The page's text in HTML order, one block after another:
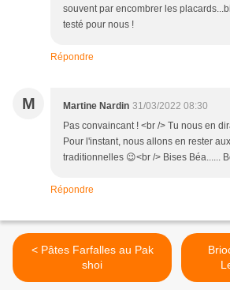
souvent par encombrer les
testé pour nous !
Répondre
M Martine Nardin 31/03/2022 08:30
Pas convaincant ! <br /> Tu nous en
Pour l'instant, nous allons en rester
traditionnelles 😉<br /> Bises Béa......
Répondre
< Pâtes Farfalles au Pak
shoi